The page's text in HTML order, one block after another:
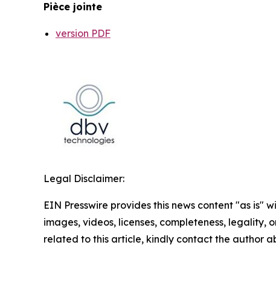
Pièce jointe
version PDF
Legal Disclaimer:
EIN Presswire provides this news content "as
images, videos, licenses, completeness,
related to this article, kindly contact the author